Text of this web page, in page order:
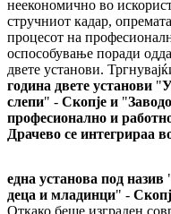
неекономично во
стручниот кадар,
процесот на
оспособување поради
двете установи.
година двете установи "
слепи" - Скопје и "
професионално и
Драчево се интегрираа
една установа под назив
деца и младинци" -